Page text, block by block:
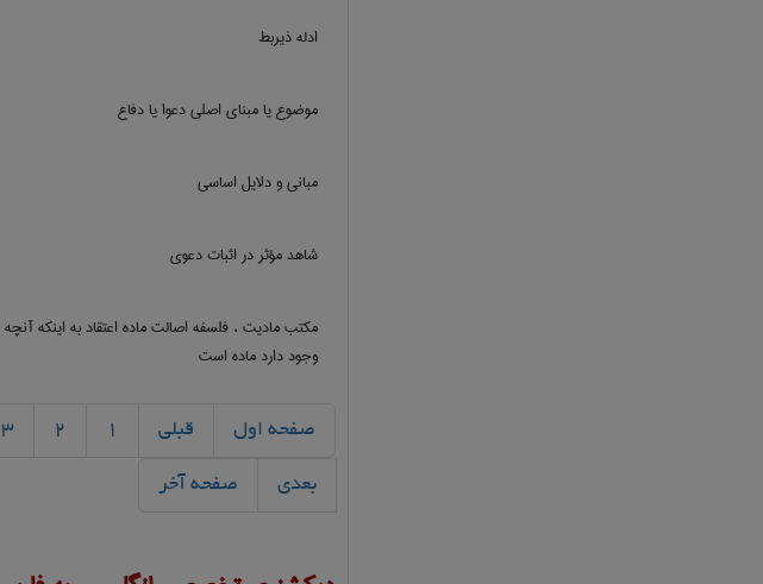
ادله ذیربط
موضوع یا مبنای اصلی دعوا یا دفاع
مبانی و دلایل اساسی
شاهد مؤثر در اثبات دعوی
مکتب مادیت ، فلسفه اصالت ماده اعتقاد به اینکه آنچه
وجود دارد ماده است
صفحه اول قبلی 1
2
3
بعدی صفحه آخر